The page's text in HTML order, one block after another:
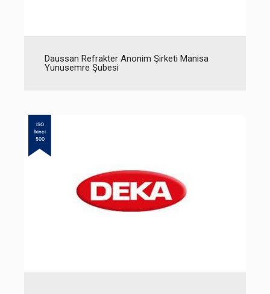
Daussan Refrakter Anonim Şirketi Manisa
Yunusemre Şubesi
ISO
İkinci
500